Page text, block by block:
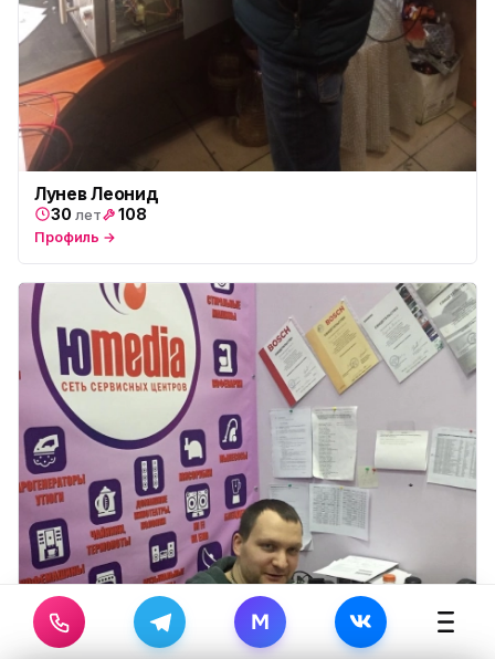
Лунев Леонид
30 лет 108
Профиль →
M